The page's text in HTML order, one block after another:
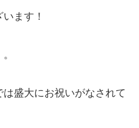
ます！
。
盛大にお祝いがなされて